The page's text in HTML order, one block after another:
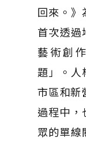
回來。》
首次透過
藝術創
題」。人
市區和新
過程中，
眾的單線